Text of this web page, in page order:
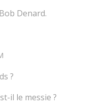
Denard.
?
il le messie ?